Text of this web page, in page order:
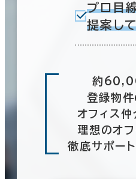
プロ目
提案し
約
登録物件
オフィス
理想のオ
徹底サポート